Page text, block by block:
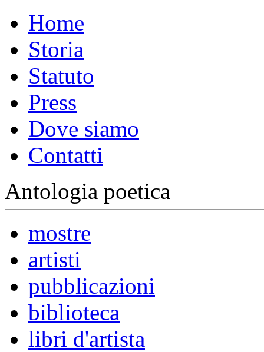
Home
Storia
Statuto
Press
Dove siamo
Contatti
Antologia poetica
mostre
artisti
pubblicazioni
biblioteca
libri d'artista